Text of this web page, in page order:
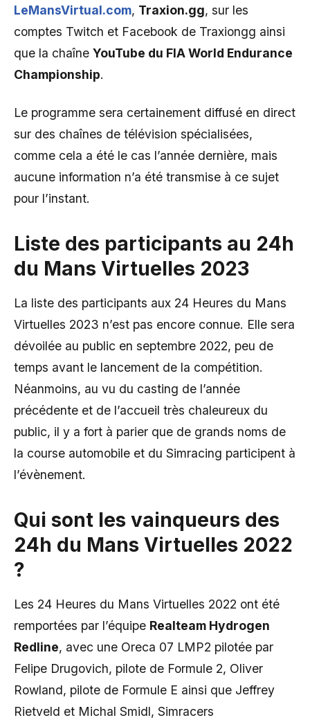
LeMansVirtual.com, Traxion.gg, sur les
comptes Twitch et Facebook de Traxiongg ainsi
que la chaîne YouTube du FIA World Endurance
Championship.
Le programme sera certainement diffusé en direct
sur des chaînes de télévision spécialisées,
comme cela a été le cas l’année dernière, mais
aucune information n’a été transmise à ce sujet
pour l’instant.
Liste des participants au 24h
du Mans Virtuelles 2023
La liste des participants aux 24 Heures du Mans
Virtuelles 2023 n’est pas encore connue. Elle sera
dévoilée au public en septembre 2022, peu de
temps avant le lancement de la compétition.
Néanmoins, au vu du casting de l’année
précédente et de l’accueil très chaleureux du
public, il y a fort à parier que de grands noms de
la course automobile et du Simracing participent à
l’évènement.
Qui sont les vainqueurs des
24h du Mans Virtuelles 2022
?
Les 24 Heures du Mans Virtuelles 2022 ont été
remportées par l’équipe Realteam Hydrogen
Redline, avec une Oreca 07 LMP2 pilotée par
Felipe Drugovich, pilote de Formule 2, Oliver
Rowland, pilote de Formule E ainsi que Jeffrey
Rietveld et Michal Smidl, Simracers